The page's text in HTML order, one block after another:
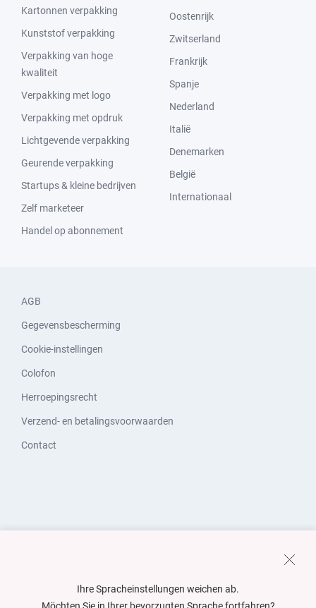
Kartonnen verpakking
Kunststof verpakking
Verpakking van hoge
kwaliteit
Verpakking met logo
Verpakking met opdruk
Lichtgevende verpakking
Geurende verpakking
Startups & kleine bedrijven
Zelf marketeer
Handel op abonnement
Oostenrijk
Zwitserland
Frankrijk
Spanje
Nederland
Italië
Denemarken
België
Internationaal
AGB
Gegevensbescherming
Cookie-instellingen
Colofon
Herroepingsrecht
Verzend- en betalingsvoorwaarden
Contact
Ihre Spracheinstellungen weichen ab.